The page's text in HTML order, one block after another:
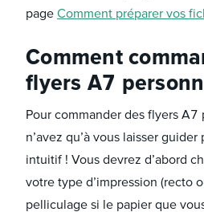
page Comment préparer vos
Comment
flyers A7
Pour commander des flyers A7
n’avez qu’à vous laisser
intuitif ! Vous devrez d’abord
votre type d’impression (recto
pelliculage si le papier que